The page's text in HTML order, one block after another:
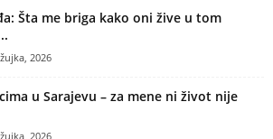
Šta me briga kako oni žive u tom
2026
u Sarajevu – za mene ni život nije
2026